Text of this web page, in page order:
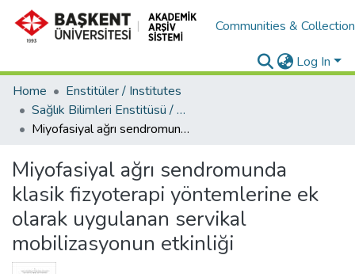
Communities &
Log In
Home
Enstitüler / Institutes
Sağlık Bilimleri Enstitüsü / Health Science Institute
Miyofasiyal ağrı sendromunda klasik fizyoterapi yöntemlerine ek olarak uygulanan servikal mobilizasyonun etkinliği
Miyofasiyal ağrı sendromunda
klasik fizyoterapi yöntemlerine ek
olarak uygulanan servikal
mobilizasyonun etkinliği